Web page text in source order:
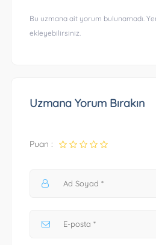
Bu uzmana ait yorum bulunamadı.
ekleyebilirsiniz.
Uzmana Yorum Bırakın
Puan :